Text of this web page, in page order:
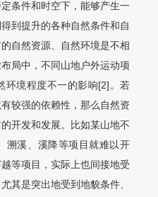
条件和时空下，能够产生一
到提升的各种自然条件和自
自然资源、自然环境是不相
局中，不同山地户外运动项
环境程度不一的影响[2]。若
较强的依赖性，那么自然资
开发和发展。比如某山地不
溯溪、溪降等项目就难以开
等项目，实际上也间接地受
其是突出地受到地貌条件、